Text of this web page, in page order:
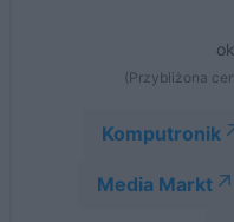
ok.
(Przybliżona
Komputronik
Media Markt